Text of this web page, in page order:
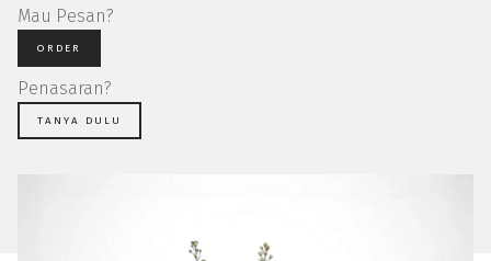
Mau Pesan?
ORDER
Penasaran?
TANYA DULU